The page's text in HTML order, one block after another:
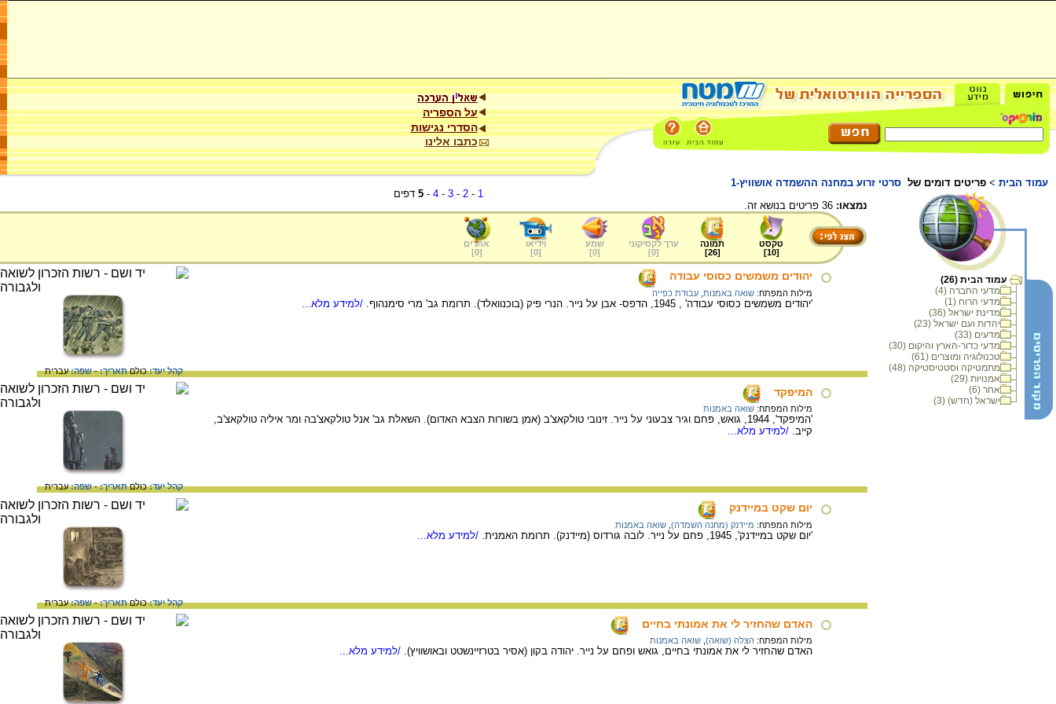
על הספריה
הסדרי נגישות
כתבו אלינו
עמוד הבית > פריטים דומים של סרטי זרוע במחנה ההשמדה אושוויץ-1
עמוד הבית (26)
מדעי החברה (4)
מדעי הרוח (1)
מדינת ישראל (36)
יהדות ועם ישראל (23)
מדעים (33)
מדעי כדור-הארץ והיקום (30)
טכנולוגיה ומוצרים (61)
מתמטיקה וסטטיסטיקה (48)
אמנויות (29)
אחר (6)
ישראל (חדש) (3)
1
-
2
-
3
-
4
-
5 דפים
נמצאו:
טקסט
[
10
]
תמונה
[
26
]
ערך לקסיקוני
[
0
]
שמע
[
0
]
וידיאו
[
0
]
אתרים
[
0
]
יהודים משמשים כסוסי עבודה
מילות המפתח: שואה באמנות עבודת כפייה
'יהודים משמשים כסוסי עבודה' , 1945, הדפס- אבן על נייר. הנרי פיק (בוכנוואלד). תרומת גב' מרי סימנהוף. /למידע מלא...
קהל יעד:כולםתאריך:-שפה:עברית
המיפקד
מילות המפתח: שואה באמנות
'המיפקד', 1944, גואש, פחם וגיר צבעוני על נייר. זינובי טולקאצ'ב (אמן בשורות הצבא האדום). השאלת גב' אנל טולקאצ'בה ומר איליה טולקאצ'ב,
קייב. /למידע מלא...
קהל יעד:כולםתאריך:-שפה:עברית
יום שקט במיידנק
מילות המפתח: מיידנק (מחנה השמדה) שואה באמנות
'יום שקט במיידנק', 1945, פחם על נייר. לובה גורדוס (מיידנק). תרומת האמנית. /למידע מלא...
קהל יעד:כולםתאריך:-שפה:עברית
האדם שהחזיר לי את אמונתי בחיים
מילות המפתח: הצלה (שואה) שואה באמנות
האדם שהחזיר לי את אמונתי בחיים, גואש ופחם על נייר. יהודה בקון (אסיר בטרזיינשטט ובאושוויץ). /למידע מלא...